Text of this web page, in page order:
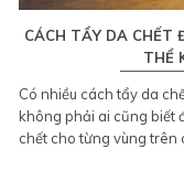
CÁCH TẨY DA CHẾT
THỂ
Có nhiều cách tẩy da
không phải ai cũng biết
chết cho từng vùng trên